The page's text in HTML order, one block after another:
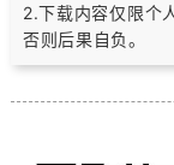
2.下载内容仅限个
否则后果自负。